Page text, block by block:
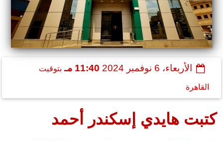
الأربعاء، 6 نوفمبر 2024 11:40 مـ بتوقيت
القاهرة
كتبت هايدي إسكندر أحمد